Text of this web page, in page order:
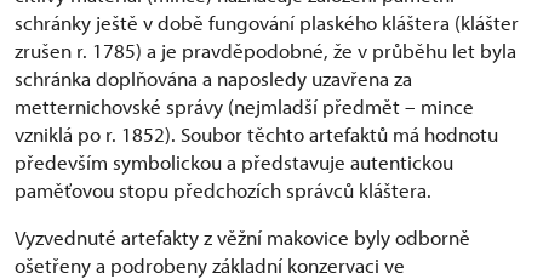
schránky ještě v době fungování plaského kláštera (klášter
zrušen r. 1785) a je pravděpodobné, že v průběhu let byla
schránka doplňována a naposledy uzavřena za
metternichovské správy (nejmladší předmět – mince
vzniklá po r. 1852). Soubor těchto artefaktů má hodnotu
především symbolickou a představuje autentickou
paměťovou stopu předchozích správců kláštera.
Vyzvednuté artefakty z věžní makovice byly odborně
ošetřeny a podrobeny základní konzervaci ve